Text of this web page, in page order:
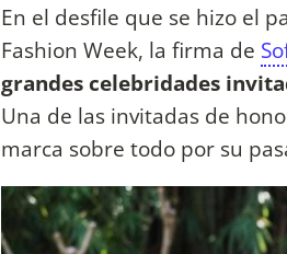
En el desfile que se hizo el
Fashion Week, la firma de
grandes celebridades
Una de las invitadas de
marca sobre todo por su